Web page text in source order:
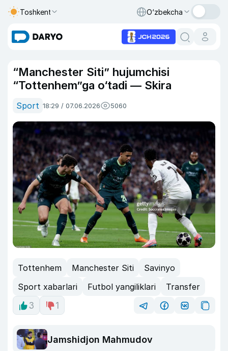
Toshkent O‘zbekcha
“Manchester Siti” hujumchisi
“Tottenhem”ga o‘tadi — Skira
Sport 18:29 / 07.06.2026 5060
Tottenhem Manchester Siti
Savinyo
Sport xabarlari
Futbol yangiliklari
Transfer
3
1
Jamshidjon Mahmudov